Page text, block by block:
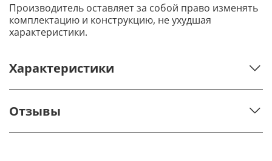
Производитель оставляет за собой право изменять
комплектацию и конструкцию, не ухудшая
характеристики.
Характеристики
Отзывы